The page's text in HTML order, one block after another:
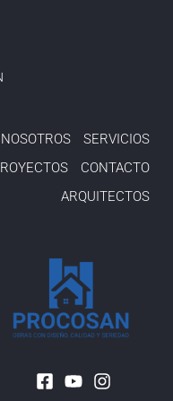
NOSOTROS
SERVICIOS
CONTACTO
ARQUITECTOS